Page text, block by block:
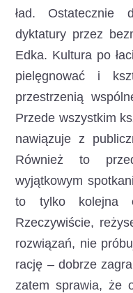
ład. Ostatecznie
dyktatury przez
Edka. Kultura po
pielęgnować i
przestrzenią
Przede wszystkim
nawiązuje z
Również to
wyjątkowym
to tylko kolejna
Rzeczywiście,
rozwiązań, nie
rację – dobrze
zatem sprawia, że